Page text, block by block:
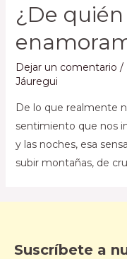
¿De
Dejar un comentario /
Jáuregui
De lo que realmente
sentimiento que nos
y las noches, esa
subir montañas, de
Suscríbete a